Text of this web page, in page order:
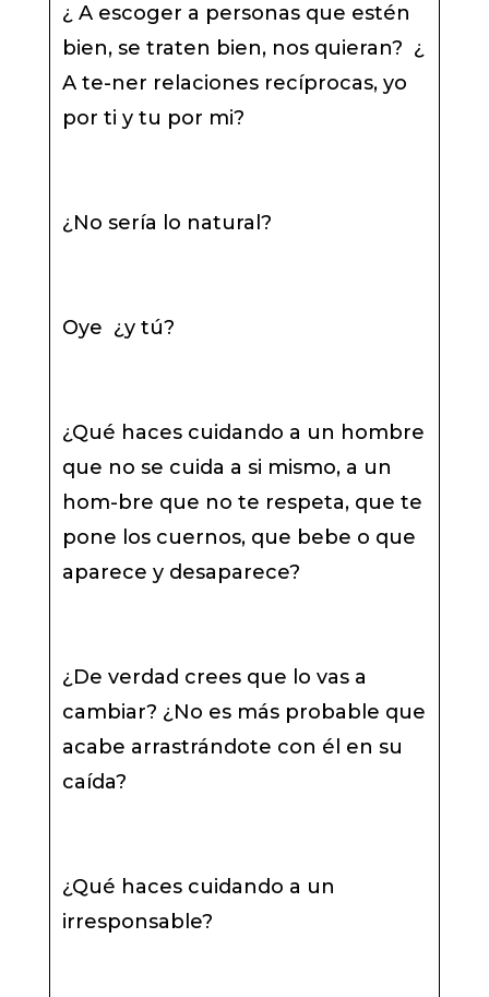
¿ A escoger a personas que estén
bien, se traten bien, nos quieran? ¿
A te-ner relaciones recíprocas, yo
por ti y tu por mi?
¿No sería lo natural?
Oye ¿y tú?
¿Qué haces cuidando a un hombre
que no se cuida a si mismo, a un
hom-bre que no te respeta, que te
pone los cuernos, que bebe o que
aparece y desaparece?
¿De verdad crees que lo vas a
cambiar? ¿No es más probable que
acabe arrastrándote con él en su
caída?
¿Qué haces cuidando a un
irresponsable?